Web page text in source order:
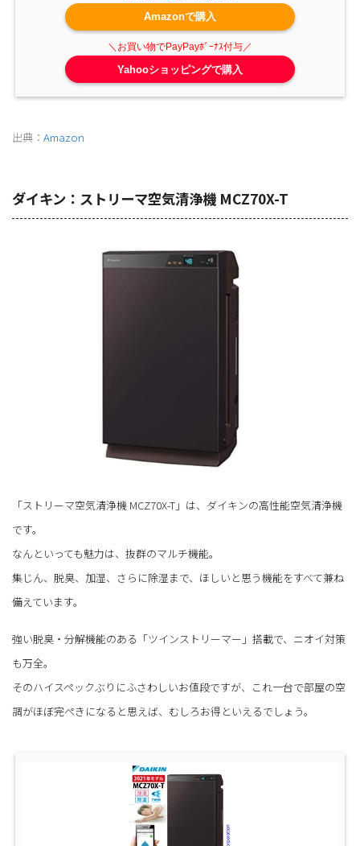
Amazonで購入
Yahooショッピングで購入
出典： Amazon
ダイキン：ストリーマ空気清浄機 MCZ70X-T
「ストリーマ空気清浄機 MCZ70X-T」は、ダイキンの高性能空気清浄機
です。
なんといっても魅力は、抜群のマルチ機能。
集じん、脱臭、加湿、さらに除湿まで、ほしいと思う機能をすべて兼ね
備えています。
強い脱臭・分解機能のある「ツインストリーマー」搭載で、ニオイ対策
も万全。
そのハイスペックぶりにふさわしいお値段ですが、これ一台で部屋の空
調がほぼ完ぺきになると思えば、むしろお得といえるでしょう。